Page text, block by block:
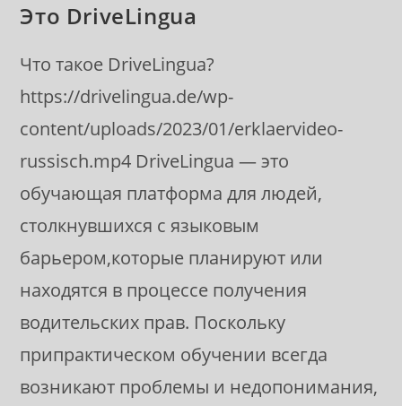
Это DriveLingua
Что такое DriveLingua?
https://drivelingua.de/wp-
content/uploads/2023/01/erklaervideo-
russisch.mp4 DriveLingua — это
обучающая платформа для людей,
столкнувшихся с языковым
барьером,которые планируют или
находятся в процессе получения
водительских прав. Поскольку
припрактическом обучении всегда
возникают проблемы и недопонимания,